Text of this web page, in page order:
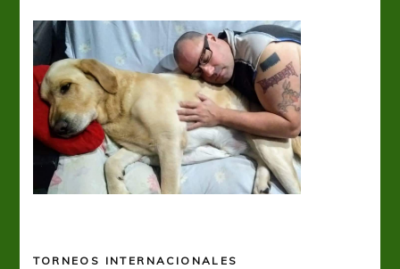
TORNEOS INTERNACIONALES